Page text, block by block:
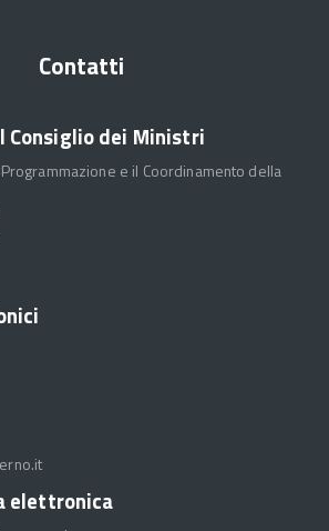
Contatti
Consiglio dei Ministri
e il Coordinamento della
elettronica